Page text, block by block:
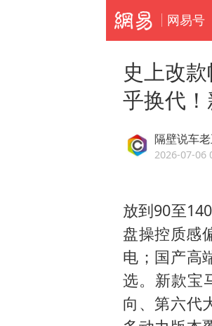
网易号
史上改
乎换代
隔壁说车
2026-07-06
放到90至
盘操控质感
电；国产高
选。新款宝
向、第六代